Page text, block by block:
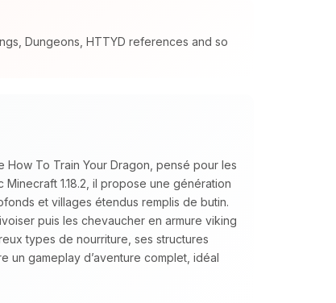
Dungeons, HTTYD references and so
To Train Your Dragon, pensé pour les
Minecraft 1.18.2, il propose une génération
et villages étendus remplis de butin.
puis les chevaucher en armure viking
types de nourriture, ses structures
un gameplay d’aventure complet, idéal